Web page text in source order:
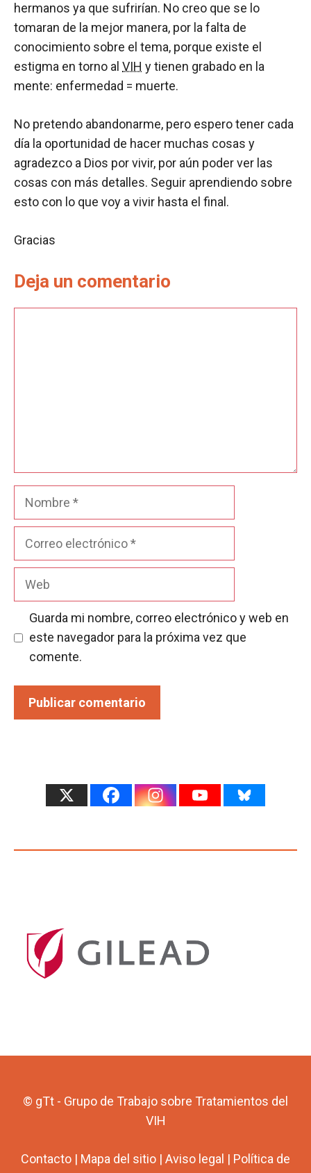
hermanos ya que sufrirían. No creo que se lo
tomaran de la mejor manera, por la falta de
conocimiento sobre el tema, porque existe el
estigma en torno al VIH y tienen grabado en la
mente: enfermedad = muerte.
No pretendo abandonarme, pero espero tener cada
día la oportunidad de hacer muchas cosas y
agradezco a Dios por vivir, por aún poder ver las
cosas con más detalles. Seguir aprendiendo sobre
esto con lo que voy a vivir hasta el final.
Gracias
Deja un comentario
Nombre
Guarda mi nombre, correo electrónico y web en
este navegador para la próxima vez que
comente.
© gTt - Grupo de Trabajo sobre Tratamientos del
VIH
Contacto | Mapa del sitio | Aviso legal | Política de